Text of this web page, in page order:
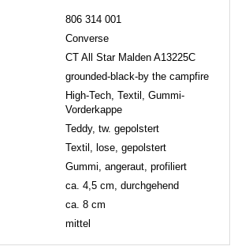
806 314 001
Converse
CT All Star Malden A13225C
grounded-black-by the campfire
High-Tech, Textil, Gummi-
Vorderkappe
Teddy, tw. gepolstert
Textil, lose, gepolstert
Gummi, angeraut, profiliert
ca. 4,5 cm, durchgehend
ca. 8 cm
mittel